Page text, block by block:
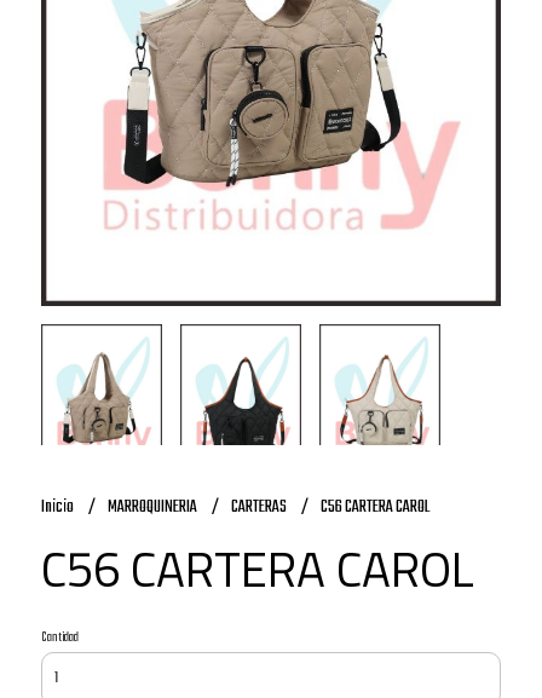
Inicio MARROQUINERIA CARTERAS C56 CARTERA CAROL
C56 CARTERA CAROL
Cantidad